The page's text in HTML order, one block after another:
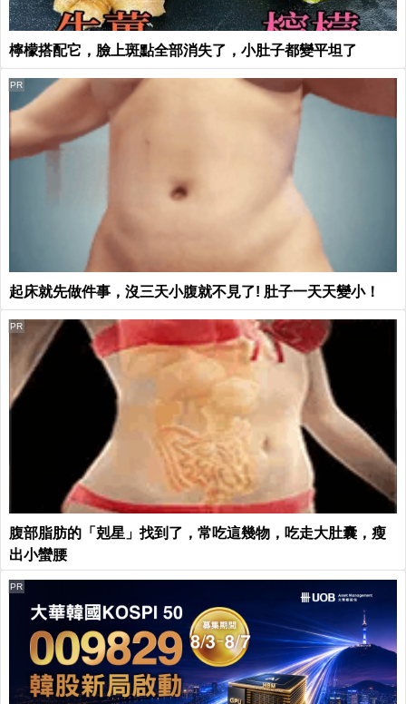
檸檬搭配它，臉上斑點全部消失了，小肚子都變平坦了
起床就先做件事，沒三天小腹就不見了! 肚子一天天變小！
PR
腹部脂肪的「剋星」找到了，常吃這幾物，吃走大肚囊，瘦
出小蠻腰
PR
PR